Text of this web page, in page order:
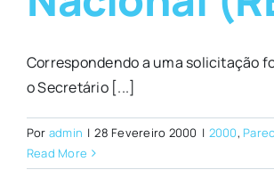
Correspondendo a uma solicitação
o Secretário [...]
Por admin | 28 Fevereiro 2000 | 2000,
Read More